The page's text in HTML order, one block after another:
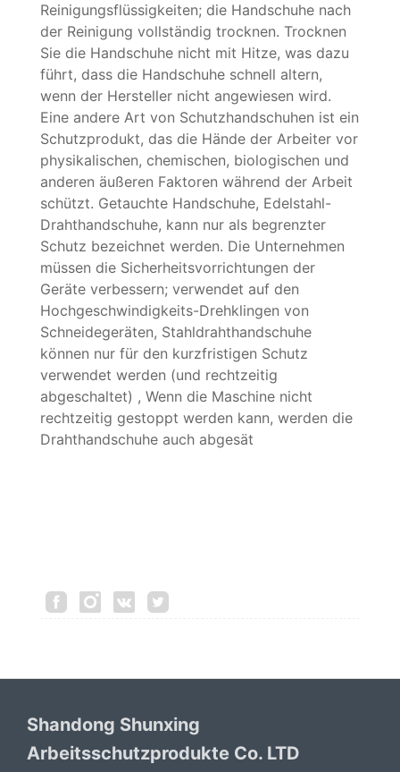
Reinigungsflüssigkeiten; die Handschuhe nach
der Reinigung vollständig trocknen. Trocknen
Sie die Handschuhe nicht mit Hitze, was dazu
führt, dass die Handschuhe schnell altern,
wenn der Hersteller nicht angewiesen wird.
Eine andere Art von Schutzhandschuhen ist ein
Schutzprodukt, das die Hände der Arbeiter vor
physikalischen, chemischen, biologischen und
anderen äußeren Faktoren während der Arbeit
schützt. Getauchte Handschuhe, Edelstahl-
Drahthandschuhe, kann nur als begrenzter
Schutz bezeichnet werden. Die Unternehmen
müssen die Sicherheitsvorrichtungen der
Geräte verbessern; verwendet auf den
Hochgeschwindigkeits-Drehklingen von
Schneidegeräten, Stahldrahthandschuhe
können nur für den kurzfristigen Schutz
verwendet werden (und rechtzeitig
abgeschaltet) , Wenn die Maschine nicht
rechtzeitig gestoppt werden kann, werden die
Drahthandschuhe auch abgesät
Shandong Shunxing
Arbeitsschutzprodukte Co. LTD